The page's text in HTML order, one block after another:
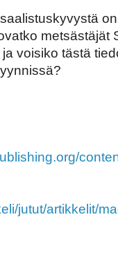
metsästäjät
voisiko tästä
jutut/artikkelit/